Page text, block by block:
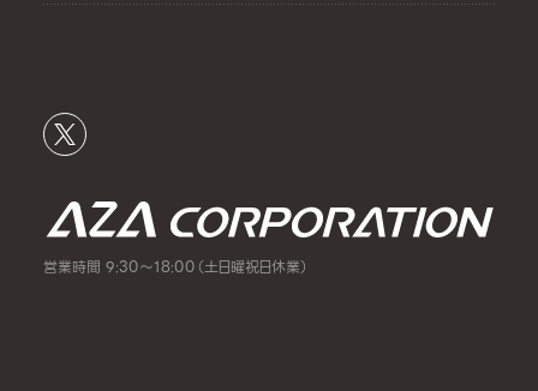
営業時間 9:30～18:00（土日曜祝日休業）